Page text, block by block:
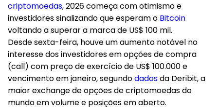
criptomoedas, 2026 começa com otimismo e
investidores sinalizando que esperam o Bitcoin
voltando a superar a marca de US$ 100 mil.
Desde sexta-feira, houve um aumento notável no
interesse dos investidores em opções de compra
(call) com preço de exercício de US$ 100.000 e
vencimento em janeiro, segundodadosda Deribit, a
maior exchange de opções de criptomoedas do
mundo em volume e posições em aberto.